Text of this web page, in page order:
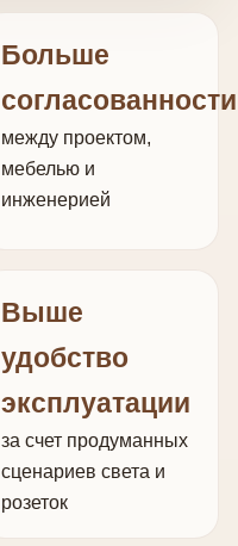
Больше
согласованности
между проектом,
мебелью и
инженерией
Выше
удобство
эксплуатации
за счет продуманных
сценариев света и
розеток